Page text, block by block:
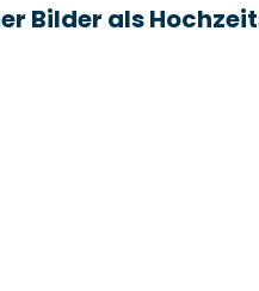
Bilder als